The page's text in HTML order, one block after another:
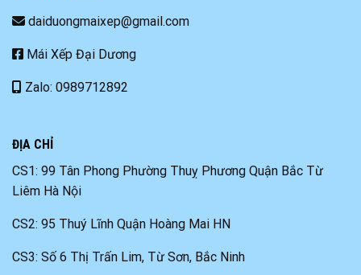
daiduongmaixep@gmail.com
Mái Xếp Đại Dương
Zalo: 0989712892
ĐỊA CHỈ
CS1: 99 Tân Phong Phường Thuỵ Phương Quận Bắc Từ
Liêm Hà Nội
CS2: 95 Thuý Lĩnh Quận Hoàng Mai HN
CS3: Số 6 Thị Trấn Lim, Từ Sơn, Bắc Ninh